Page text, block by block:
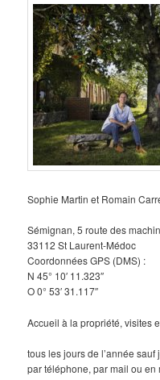
Sophie Martin et Romain
Sémignan, 5 route des
33112 St Laurent-Médoc
Coordonnées GPS (DMS) :
N 45° 10′ 11.323″
O 0° 53′ 31.117″
Accueil à la propriété, visites
tous les jours de l’année
par téléphone, par mail ou en